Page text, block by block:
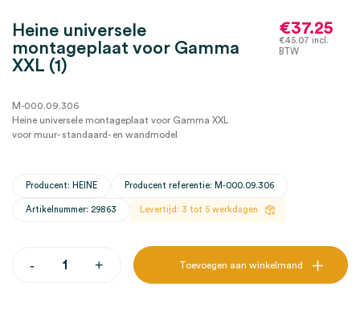
Heine universele
montageplaat voor Gamma
XXL (1)
€37.25
€45.07 incl.
BTW
M-000.09.306
Heine universele montageplaat voor Gamma XXL
voor muur- standaard- en wandmodel
Producent: HEINE Producent referentie: M-000.09.306
Artikelnummer: 29863 Levertijd: 3 tot 5 werkdagen
- + Toevoegen aan winkelmand